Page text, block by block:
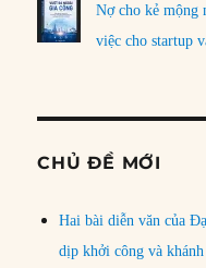
Nợ cho kẻ mộng
việc cho startup
CHỦ ĐỀ MỚI
Hai bài diễn văn của
dịp khởi công và